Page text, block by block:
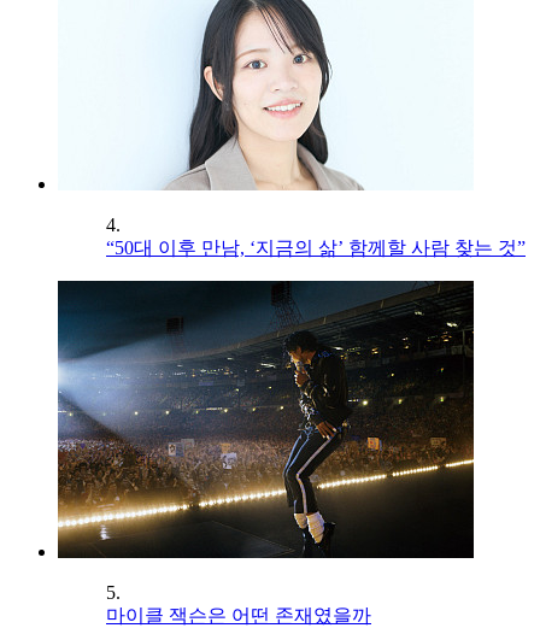
4.
“50대 이후 만남, ‘지금의 삶’ 함께할 사람 찾는 것”
5.
마이클 잭슨은 어떤 존재였을까